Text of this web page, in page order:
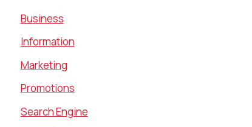
Business
Information
Marketing
Promotions
Search Engine